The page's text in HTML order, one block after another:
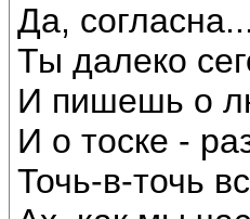
Да, согласна...
Ты далеко
И пишешь о
И о тоске -
Точь-в-точь